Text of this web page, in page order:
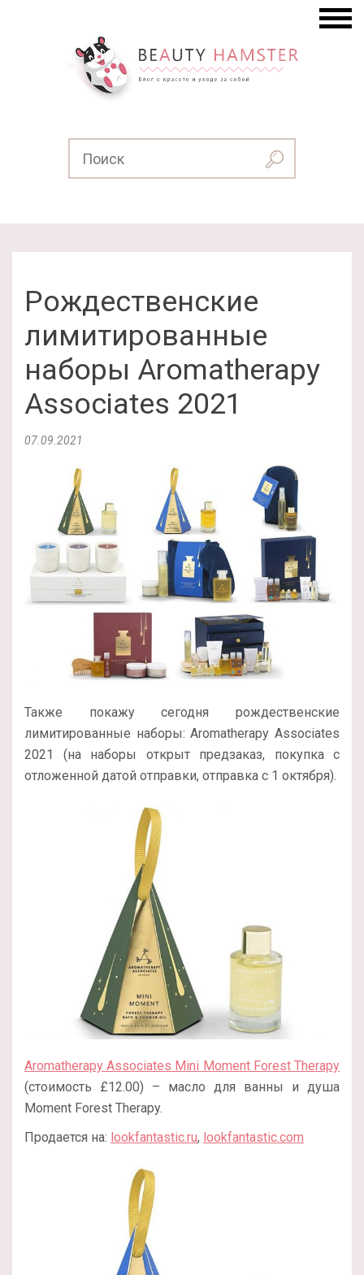
Рождественские
лимитированные
наборы Aromatherapy
Associates 2021
07.09.2021
Также покажу сегодня рождественские
лимитированные наборы: Aromatherapy Associates
2021 (на наборы открыт предзаказ, покупка с
отложенной датой отправки, отправка с 1 октября).
Aromatherapy Associates Mini Moment Forest Therapy
(стоимость £12.00) – масло для ванны и душа
Moment Forest Therapy.
Продается на: lookfantastic.ru, lookfantastic.com